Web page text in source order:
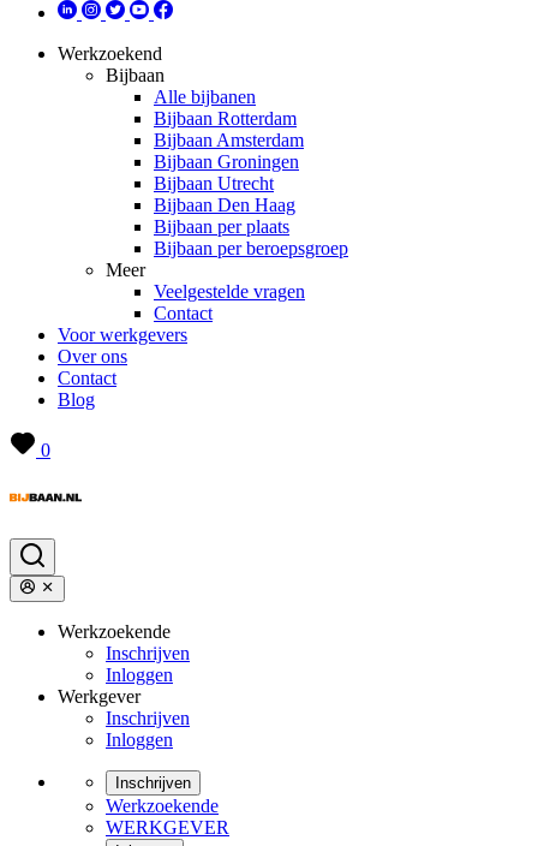
Werkzoekend
Bijbaan
Alle bijbanen
Bijbaan Rotterdam
Bijbaan Amsterdam
Bijbaan Groningen
Bijbaan Utrecht
Bijbaan Den Haag
Bijbaan per plaats
Bijbaan per beroepsgroep
Meer
Veelgestelde vragen
Contact
Voor werkgevers
Over ons
Contact
Blog
0
Werkzoekende
Inschrijven
Inloggen
Werkgever
Inschrijven
Inloggen
Inschrijven
Werkzoekende
WERKGEVER